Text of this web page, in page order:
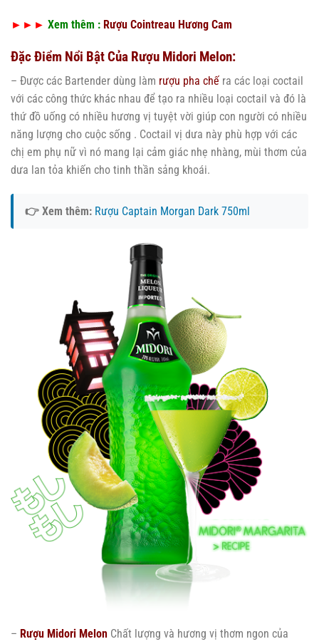
►►► Xem thêm : Rượu Cointreau Hương Cam
Đặc Điểm Nổi Bật Của Rượu Midori Melon:
– Được các Bartender dùng làm rượu pha chế ra các loại coctail
với các công thức khác nhau để tạo ra nhiều loại coctail và đó là
thứ đồ uống có nhiều hương vị tuyệt vời giúp con người có nhiều
năng lượng cho cuộc sống . Coctail vị dưa này phù hợp với các
chị em phụ nữ vì nó mang lại cảm giác nhẹ nhàng, mùi thơm của
dưa lan tỏa khiến cho tinh thần sảng khoái.
👉 Xem thêm: Rượu Captain Morgan Dark 750ml
– Rượu Midori Melon Chất lượng và hương vị thơm ngon của